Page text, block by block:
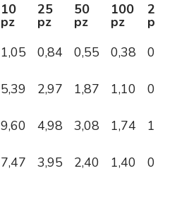
10
pz
25
pz
50
pz
100
pz
250
pz
1,05 0,84 0,55 0,38
0,36
5,39 2,97 1,87 1,10
0,76
9,60 4,98 3,08 1,74
1,09
7,47 3,95 2,40 1,40 0,98